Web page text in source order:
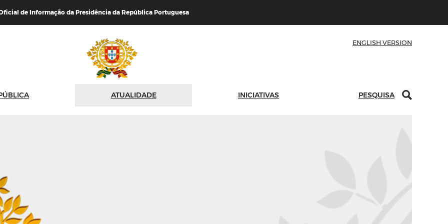
de Informação da Presidência da República Portuguesa
ENGLISH VERSION
ATUALIDADE INICIATIVAS PESQUISA